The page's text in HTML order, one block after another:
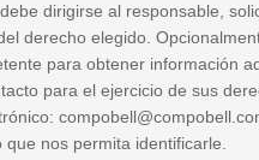
dirigirse al responsable,
derecho elegido.
para obtener información
para el ejercicio de sus
nos permita identificarle.